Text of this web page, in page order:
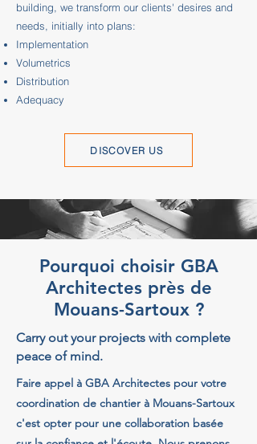
building, we transform our clients' desires and
needs, initially into plans:
Implementation
Volumetrics
Distribution
Adequacy
DISCOVER US
Pourquoi choisir GBA
Architectes près de
Mouans-Sartoux ?
Carry out your projects with complete
peace of mind.
Faire appel à GBA Architectes pour votre
coordination de chantier à Mouans-Sartoux
c'est opter pour une collaboration basée